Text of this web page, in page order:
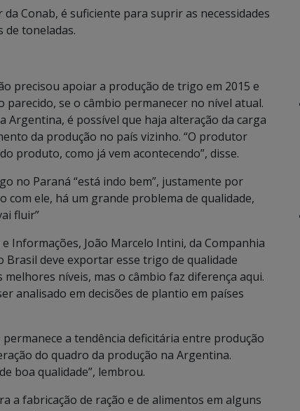
Conab, é suficiente para suprir as necessidades
de toneladas.
precisou apoiar a produção de trigo em 2015 e
se o câmbio permanecer no nível atual.
Argentina, é possível que haja alteração da carga
da produção no país vizinho. “O produtor
produto, como já vem acontecendo”, disse.
no Paraná “está indo bem”, justamente por
com ele, há um grande problema de qualidade,
fluir”
Informações, João Marcelo Intini, da Companhia
Brasil deve exportar esse trigo de qualidade
níveis, mas o câmbio faz diferença aqui.
analisado em decisões de plantio em países
a tendência deficitária entre produção
do quadro da produção na Argentina.
boa qualidade”, lembrou.
a fabricação de ração e de alimentos em alguns